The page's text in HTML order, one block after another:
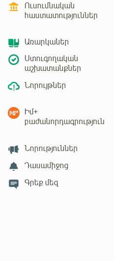
Ուսումնական
հաստատություններ
Առարկաներ
Ստուգողական
աշխատանքներ
Նորույթներ
Իմ+
բաժանորդագրություն
Նորություններ
Դասամիջոց
Գրեք մեզ